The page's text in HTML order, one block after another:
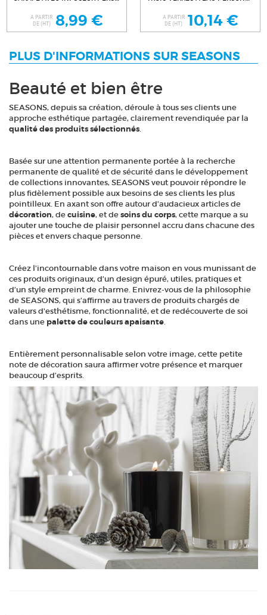
A PARTIR
DE (HT) 8,99 € A PARTIR
DE (HT) 10,14 €
PLUS D'INFORMATIONS SUR SEASONS
Beauté et bien être
SEASONS, depuis sa création, déroule à tous ses clients une
approche esthétique partagée, clairement revendiquée par la
qualité des produits sélectionnés.
Basée sur une attention permanente portée à la recherche
permanente de qualité et de sécurité dans le développement
de collections innovantes, SEASONS veut pouvoir répondre le
plus fidèlement possible aux besoins de ses clients les plus
pointilleux. En axant son offre autour d’audacieux articles de
décoration, decuisine, et desoins du corps, cette marque a su
ajouter une touche de plaisir personnel accru dans chacune des
pièces et envers chaque personne.
Créez l’incontournable dans votre maison en vous munissant de
ces produits originaux, d’un design épuré, utiles, pratiques et
d’un style empreint de charme. Enivrez-vous de la philosophie
de SEASONS, qui s’affirme au travers de produits chargés de
valeurs d'esthétisme, fonctionnalité, et de redécouverte de soi
dans une palette de couleurs apaisante.
Entièrement personnalisable selon votre image, cette petite
note de décoration saura affirmer votre présence et marquer
beaucoup d’esprits.